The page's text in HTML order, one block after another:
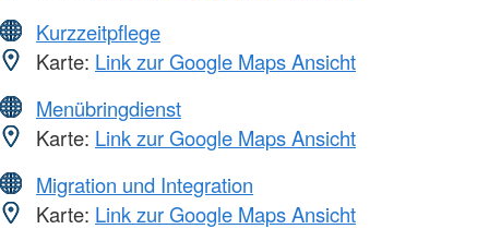
Kurzzeitpflege
Karte: Link zur Google Maps Ansicht
Menübringdienst
Karte: Link zur Google Maps Ansicht
Migration und Integration
Karte: Link zur Google Maps Ansicht